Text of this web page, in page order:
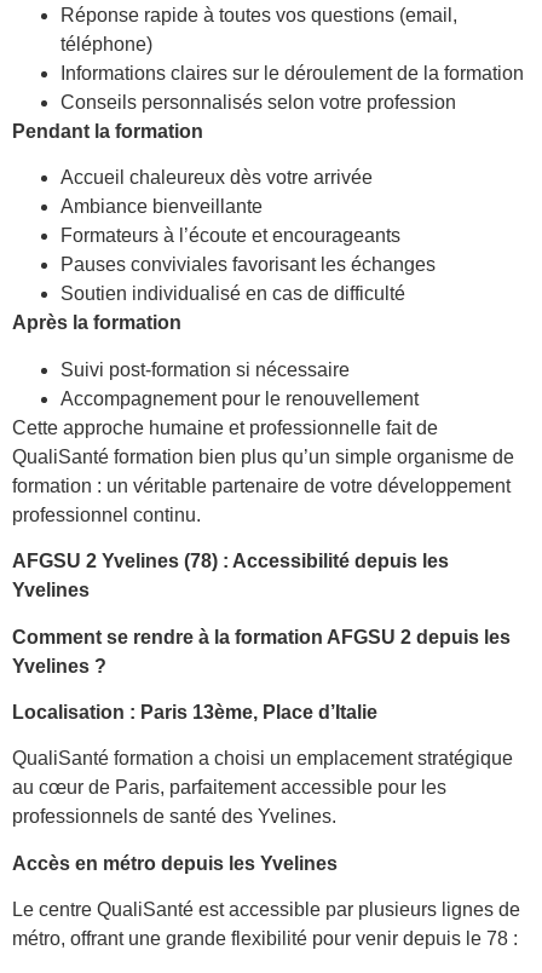
Réponse rapide à toutes vos questions (email,
téléphone)
Informations claires sur le déroulement de la formation
Conseils personnalisés selon votre profession
Pendant la formation
Accueil chaleureux dès votre arrivée
Ambiance bienveillante
Formateurs à l’écoute et encourageants
Pauses conviviales favorisant les échanges
Soutien individualisé en cas de difficulté
Après la formation
Suivi post-formation si nécessaire
Accompagnement pour le renouvellement
Cette approche humaine et professionnelle fait de
QualiSanté formation bien plus qu’un simple organisme de
formation : un véritable partenaire de votre développement
professionnel continu.
AFGSU 2 Yvelines (78) : Accessibilité depuis les
Yvelines
Comment se rendre à la formation AFGSU 2 depuis les
Yvelines ?
Localisation : Paris 13ème, Place d’Italie
QualiSanté formation a choisi un emplacement stratégique
au cœur de Paris, parfaitement accessible pour les
professionnels de santé des Yvelines.
Accès en métro depuis les Yvelines
Le centre QualiSanté est accessible par plusieurs lignes de
métro, offrant une grande flexibilité pour venir depuis le 78 :